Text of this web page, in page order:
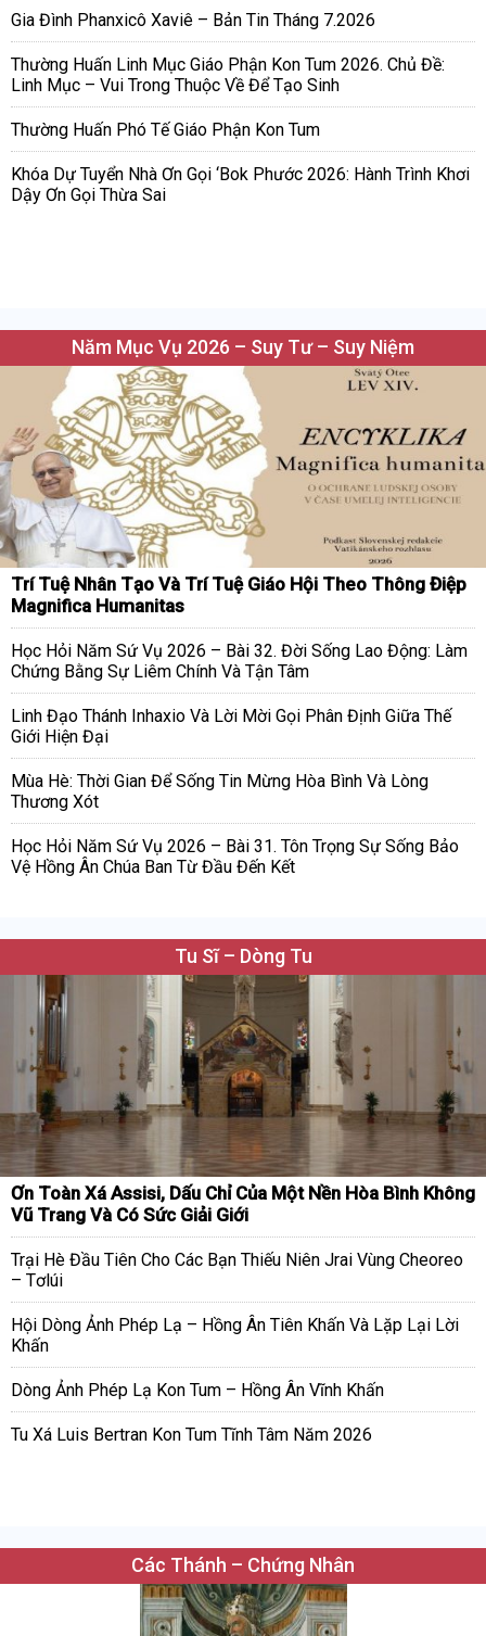
Gia Đình Phanxicô Xaviê – Bản Tin Tháng 7.2026
Thường Huấn Linh Mục Giáo Phận Kon Tum 2026. Chủ Đề:
Linh Mục – Vui Trong Thuộc Về Để Tạo Sinh
Thường Huấn Phó Tế Giáo Phận Kon Tum
Khóa Dự Tuyển Nhà Ơn Gọi ‘Bok Phước 2026: Hành Trình Khơi
Dậy Ơn Gọi Thừa Sai
Năm Mục Vụ 2026 – Suy Tư – Suy Niệm
Trí Tuệ Nhân Tạo Và Trí Tuệ Giáo Hội Theo Thông Điệp
Magnifica Humanitas
Học Hỏi Năm Sứ Vụ 2026 – Bài 32. Đời Sống Lao Động: Làm
Chứng Bằng Sự Liêm Chính Và Tận Tâm
Linh Đạo Thánh Inhaxio Và Lời Mời Gọi Phân Định Giữa Thế
Giới Hiện Đại
Mùa Hè: Thời Gian Để Sống Tin Mừng Hòa Bình Và Lòng
Thương Xót
Học Hỏi Năm Sứ Vụ 2026 – Bài 31. Tôn Trọng Sự Sống Bảo
Vệ Hồng Ân Chúa Ban Từ Đầu Đến Kết
Tu Sĩ – Dòng Tu
Ơn Toàn Xá Assisi, Dấu Chỉ Của Một Nền Hòa Bình Không
Vũ Trang Và Có Sức Giải Giới
Trại Hè Đầu Tiên Cho Các Bạn Thiếu Niên Jrai Vùng Cheoreo
– Tơlúi
Hội Dòng Ảnh Phép Lạ – Hồng Ân Tiên Khấn Và Lặp Lại Lời
Khấn
Dòng Ảnh Phép Lạ Kon Tum – Hồng Ân Vĩnh Khấn
Tu Xá Luis Bertran Kon Tum Tĩnh Tâm Năm 2026
Các Thánh – Chứng Nhân